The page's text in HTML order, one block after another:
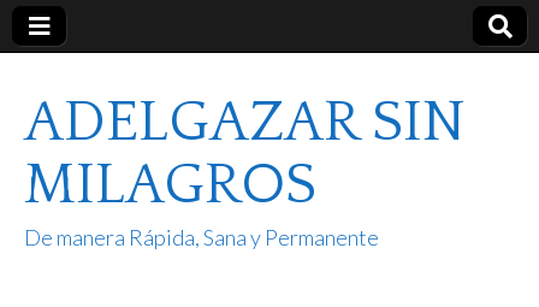
ADELGAZAR SIN
MILAGROS
De manera Rápida, Sana y Permanente